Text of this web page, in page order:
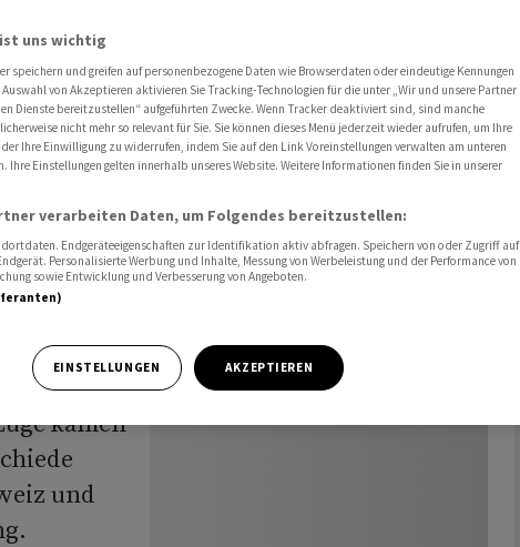
pünktlich unterwegs
"sehr
kamen
und
uns wichtig
speichern und greifen auf personenbezogene Daten wie Browserdaten oder eindeutige Kennungen
von Akzeptieren aktivieren Sie Tracking-Technologien für die unter „Wir und unsere Partner
Dienste bereitzustellen“ aufgeführten Zwecke. Wenn Tracker deaktiviert sind, sind manche
nicht mehr so relevant für Sie. Sie können dieses Menü jederzeit wieder aufrufen, um Ihre
Ihre Einwilligung zu widerrufen, indem Sie auf den Link Voreinstellungen verwalten am unteren
Ihre Einstellungen gelten innerhalb unseres Website. Weitere Informationen finden Sie in unserer
verarbeiten Daten, um Folgendes bereitzustellen:
Endgeräteeigenschaften zur Identifikation aktiv abfragen. Speichern von oder Zugriff auf
Personalisierte Werbung und Inhalte, Messung von Werbeleistung und der Performance von
sowie Entwicklung und Verbesserung von Angeboten.
EINSTELLUNGEN AKZEPTIEREN